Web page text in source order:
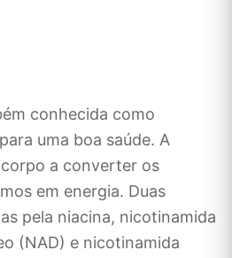
conhecida como
uma boa saúde. A
a converter os
em energia. Duas
pela niacina, nicotinamida
(NAD) e nicotinamida